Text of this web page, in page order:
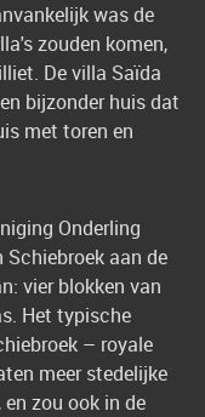
was de
zouden komen,
De villa Saïda
bijzonder huis dat
met toren en
Onderling
Schiebroek aan de
vier blokken van
Het typische
– royale
meer stedelijke
zou ook in de